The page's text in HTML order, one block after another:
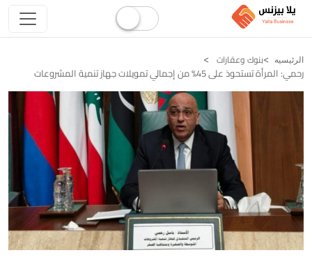
الرئيسيه بنوك وعقارات
رحمي: المرأة تستحوذ على 45% من إجمالي تمويلات جهاز تنمية المشروعات